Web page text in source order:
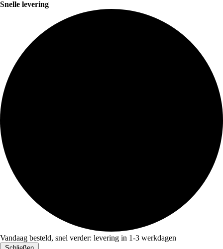
Snelle levering
Vandaag besteld, snel verder: levering in 1-3 werkdagen